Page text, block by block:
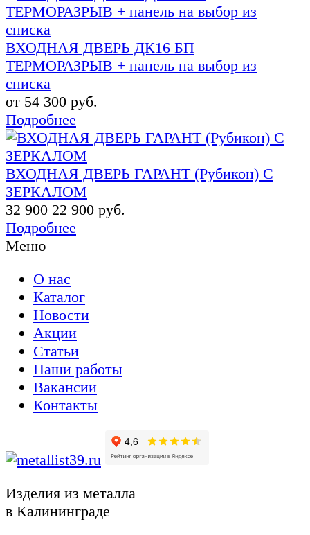
ВХОДНАЯ ДВЕРЬ ДК16 БП
ТЕРМОРАЗРЫВ + панель на выбор из
списка
от 54 300 руб.
Подробнее
ВХОДНАЯ ДВЕРЬ ГАРАНТ (Рубикон) С
ЗЕРКАЛОМ
32 900 22 900 руб.
Подробнее
Меню
О нас
Каталог
Новости
Акции
Статьи
Наши работы
Вакансии
Контакты
Изделия из металла
в Калининграде